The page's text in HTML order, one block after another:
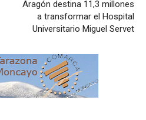
Aragón destina 11,3 millones
a transformar el Hospital
Universitario Miguel Servet